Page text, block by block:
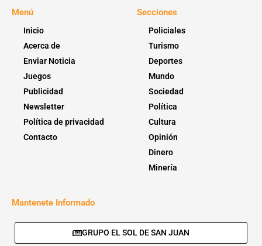
Menú
Inicio
Acerca de
Enviar Noticia
Juegos
Publicidad
Newsletter
Política de privacidad
Contacto
Secciones
Policiales
Turismo
Deportes
Mundo
Sociedad
Política
Cultura
Opinión
Dinero
Minería
Mantenete Informado
GRUPO EL SOL DE SAN JUAN